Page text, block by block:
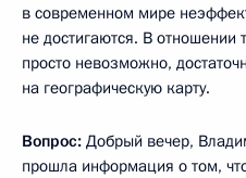
в современном мире
не достигаются. В отношении
просто невозможно,
на географическую карту.
Вопрос: Добрый вечер,
прошла информация о том,